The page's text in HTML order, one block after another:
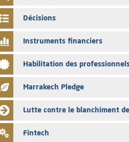
par les émetteurs en date du 4 août 2026
03/08/2026
relatif au programme d'émission de
03/08/2026
L’AMMC met sur son site internet les
par les émetteurs en date du 3 août 2026
03/08/2026
Liste des agréments et visas d'OPCVM
pour le mois de juillet 2026
Décisions
Instruments financiers
Habilitation des
Marrakech Pledge
Lutte contre le blanchiment
Fintech